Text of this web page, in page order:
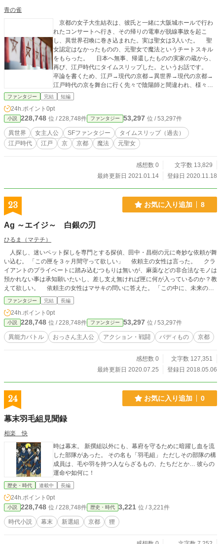
青の雀
京都の女子大生結衣は、彼氏と一緒に大阪城ホールで行わ
れたコンサートへ行き、その帰りの電車が脱線事故を起こ
し、異世界召喚に巻き込まれた。実は聖女は3人いた。 聖
女認定はなかったものの、元聖女で魔法というチートスキル
をもらった。 日本へ無事、帰還したものの実家の蔵から、
再び、江戸時代にタイムスリップした。というお話です。
卒論を書くため、江戸→現代の京都→異世界→現代の京都→
江戸時代の京を舞台に行く先々で陰陽師と間違われ、様々な
事件を解決していく予定です。 「巻き込まれ召喚聖女は、
緒に召喚され、日本へ帰還した人のその後のお話です。 作
品内のセリフは、京都弁で書いています。 11/19タイトル
を変更しました。
ファンタジー 完結 短編
24h.ポイント 0pt
小説 228,748 位 / 228,748件 ファンタジー 53,297 位 / 53,297件
異世界 女主人公 SFファンタジー
タイムスリップ（過去）
江戸時代
江戸 京 京都 魔法 元聖女
感想数 0
文字数 13,829
最終更新日 2021.01.14
登録日 2020.11.18
23 お気に入り追加 8
Ag ～エイジ～ 白銀の刃
ひるま（マテチ）
人探し、迷いペット探しを専門とする探偵、田中・昌樹の元に奇妙な依頼が舞
い込む。 「この匣を３ヶ月間守って欲しい」 依頼主の女性は言った。 クラ
イアントのプライベートに踏み込むつもりは無いが、麻薬などの非合法なモノは
預かれない事は承知願いたいし、差し支え無ければ匣に何が入っているのか？教
えて欲しい。 依頼主の女性はマサキの問いに答えた。 「この中に、未来の私
自身が入っている」 前金の１千万円と成功報酬の５千万円に目がくらんだ訳
ではない。 誰がこの匣を狙っているのか？それはいずれ分かると。 匣を開
けたらどうなるのか？その時点でこの依頼は失敗に終わるとだけ告げ。 あま
りにも情報が少ない依頼ではあるが、マサキは他の人間に任せるのはそれこそ危
険と感じ、依頼を受けることにした。 女性は“必ず貴方の力になる”とナゾの銀
色の錠剤をマサキに飲ませた。 ここに契約は成立し、マサキは人知を超えた
ファンタジー 完結 長編
24h.ポイント 0pt
小説 228,748 位 / 228,748件 ファンタジー 53,297 位 / 53,297件
異能力バトル おっさん主人公 アクション・戦闘 バディもの 京都
感想数 0
文字数 127,351
最終更新日 2020.07.25
登録日 2018.05.06
24 お気に入り追加 0
幕末羽毛組見聞録
相楽 快
時は幕末。 新撰組以外にも、幕府を守るために暗躍し血を流
した部隊があった。 その名も「羽毛組」 ただしその部隊の構
成員は、毛や羽を持つ人ならざるもの、たちだとか… 彼らの
運命や如何に！
歴史・時代 連載中 長編
24h.ポイント 0pt
小説 228,748 位 / 228,748件 歴史・時代 3,221 位 / 3,221件
時代小説 幕末 新選組 京都 狸